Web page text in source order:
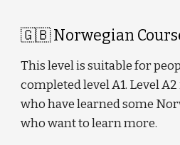
🇬🇧Norwegian
This level is suitable for
completed level A1. Level
who have learned some
who want to learn more.